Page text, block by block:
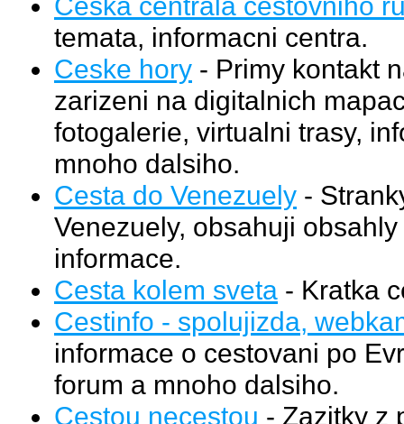
temata, informacni centra.
Ceske hory - Primy kontakt
zarizeni na digitalnich
fotogalerie, virtualni trasy,
mnoho dalsiho.
Cesta do Venezuely -
Venezuely, obsahuji
informace.
Cesta kolem sveta - Kratka
Cestinfo - spolujizda,
informace o cestovani po
forum a mnoho dalsiho.
Cestou necestou - Zazitky z